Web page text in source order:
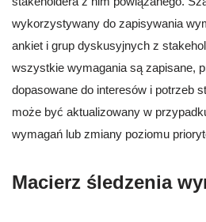
wykorzystywany do zapisywania
ankiet i grup dyskusyjnych z
wszystkie wymagania są zapisane,
dopasowane do interesów i potrzeb
może być aktualizowany w
wymagań lub zmiany poziomu
Macierz śledzenia